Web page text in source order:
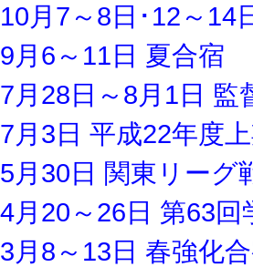
10月7～8日･12～14
9月6～11日 夏合宿
7月28日～8月1日
7月3日 平成22年度
5月30日 関東リーグ
4月20～26日 第63回
3月8～13日 春強化